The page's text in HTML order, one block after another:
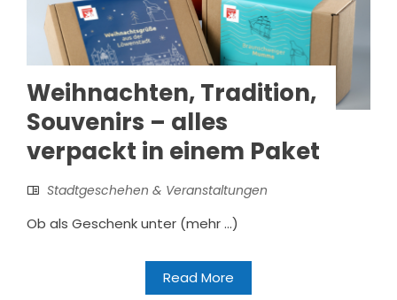
Weihnachten, Tradition,
Souvenirs – alles
verpackt in einem Paket
Stadtgeschehen & Veranstaltungen
Ob als Geschenk unter (mehr …)
Read More